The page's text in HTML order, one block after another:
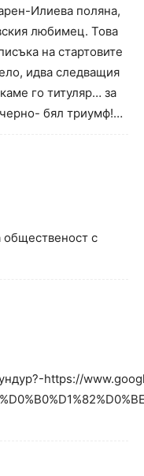
Илиева поляна,
любимец. Това
на стартовите
идва следващия
го титуляр… за
бял триумф!…
общественост с
https://